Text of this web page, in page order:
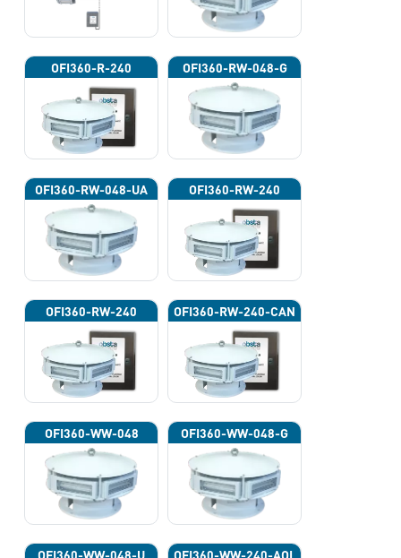
OFI360-R-240 OFI360-RW-048-G
OFI360-RW-048-UA OFI360-RW-240
OFI360-RW-240 OFI360-RW-240-CAN
OFI360-WW-048 OFI360-WW-048-G
OFI360-WW-048-U OFI360-WW-240-AOL